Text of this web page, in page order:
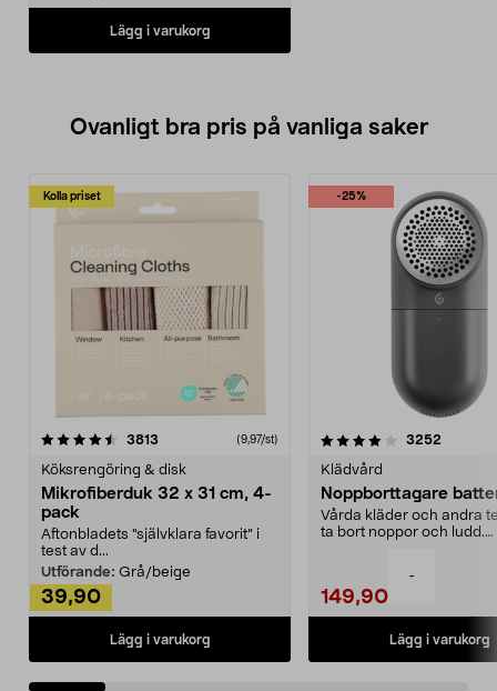
-
Lägg i varukorg
Ovanligt bra pris på vanliga saker
Kolla priset
3813 (9,97/st)
Köksrengöring & disk
Mikrofiberduk 32 x 31 cm, 4-
pack
Aftonbladets "självklara favorit” i
test av d...
Utförande: Grå/beige
39,90
Lägg i varukorg
-25%
4.0av 5 stjärnor 3252
Klädvård
Noppborttagare
Vårda kläder och andra
ta bort noppor och ludd.
149,90
Lägg i varukorg
4.5av 5 stjärnor